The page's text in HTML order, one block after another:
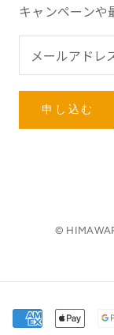
キャンペーンや
申し込む
©